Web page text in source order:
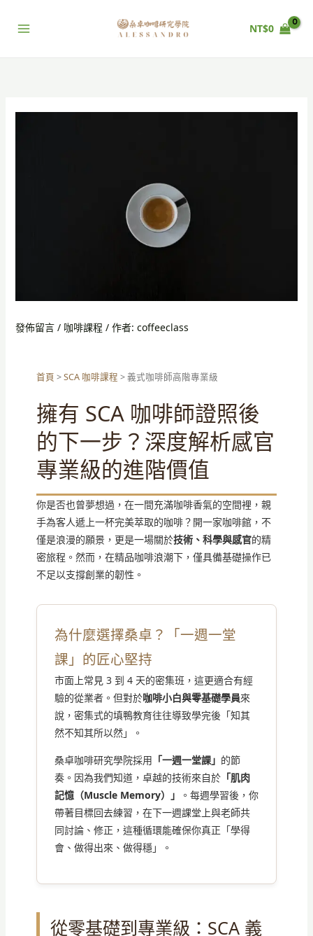
NT$0
發佈留言 / 咖啡課程 / 作者: coffeeclass
首頁 >SCA 咖啡課程 > 義式咖啡師高階專業級
擁有 SCA 咖啡師證照後
的下一步？深度解析感官
專業級的進階價值
你是否也曾夢想過，在一間充滿咖啡香氣的空間裡，親
手為客人遞上一杯完美萃取的咖啡？開一家咖啡館，不
僅是浪漫的願景，更是一場關於技術、科學與感官的精
密旅程。然而，在精品咖啡浪潮下，僅具備基礎操作已
不足以支撐創業的韌性。
為什麼選擇桑卓？「一週一堂
課」的匠心堅持
市面上常見 3 到 4 天的密集班，這更適合有經
驗的從業者。但對於咖啡小白與零基礎學員來
說，密集式的填鴨教育往往導致學完後「知其
然不知其所以然」。
桑卓咖啡研究學院採用 「一週一堂課」 的節
奏。因為我們知道，卓越的技術來自於「肌肉
記憶（Muscle Memory）」
。每週學習後，你
帶著目標回去練習，在下一週課堂上與老師共
同討論、修正，這種循環能確保你真正「學得
會、做得出來、做得穩」。
從零基礎到專業級：SCA 義